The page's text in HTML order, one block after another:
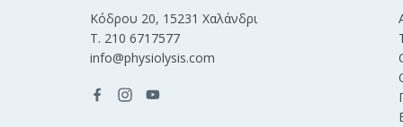
Κόδρου 20, 15231 Χαλάνδρι
Τ. 210 6717577
info@physiolysis.com